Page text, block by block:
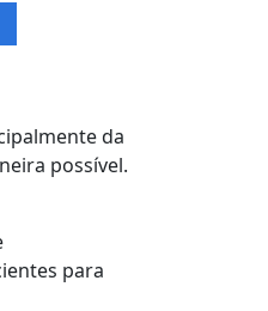
da
possível.
para